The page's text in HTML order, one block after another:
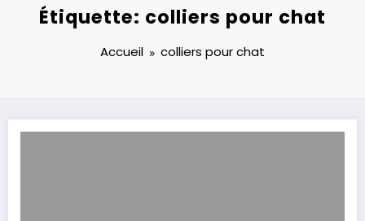
Étiquette: colliers pour chat
Accueil colliers pour chat